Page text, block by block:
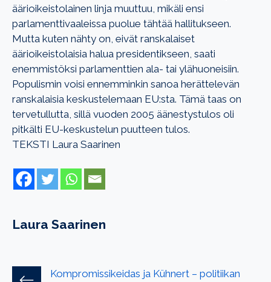
äärioikeistolainen linja muuttuu, mikäli ensi
parlamenttivaaleissa puolue tähtää hallitukseen.
Mutta kuten nähty on, eivät ranskalaiset
äärioikeistolaisia halua presidentikseen, saati
enemmistöksi parlamenttien ala- tai ylähuoneisiin.
Populismin voisi ennemminkin sanoa herättelevän
ranskalaisia keskustelemaan EU:sta. Tämä taas on
tervetullutta, sillä vuoden 2005 äänestystulos oli
pitkälti EU-keskustelun puutteen tulos.
TEKSTI Laura Saarinen
Laura Saarinen
Kompromissikeidas ja Kühnert – politiikan